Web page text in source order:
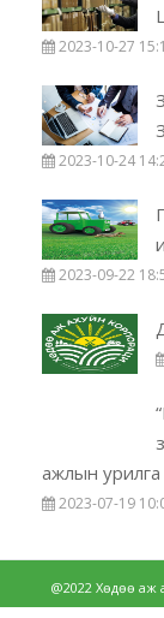
2023-10-27
2023-10-24
2023-09-22
ажлын урилга
2023-07-19
@2022 Хөдөө аж